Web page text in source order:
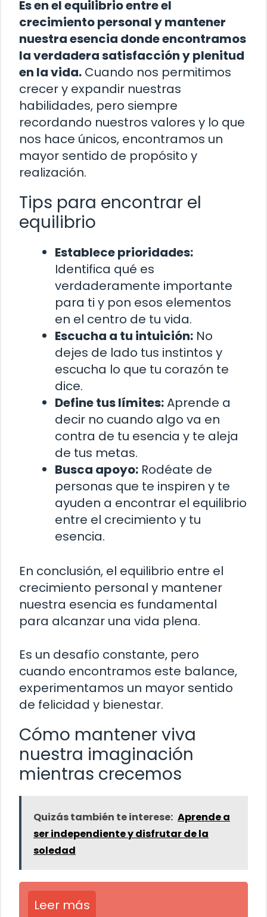
Es en el equilibrio entre el
crecimiento personal y mantener
nuestra esencia donde encontramos
la verdadera satisfacción y plenitud
en la vida. Cuando nos permitimos
crecer y expandir nuestras
habilidades, pero siempre
recordando nuestros valores y lo que
nos hace únicos, encontramos un
mayor sentido de propósito y
realización.
Tips para encontrar el
equilibrio
Establece prioridades:
Identifica qué es
verdaderamente importante
para ti y pon esos elementos
en el centro de tu vida.
Escucha a tu intuición: No
dejes de lado tus instintos y
escucha lo que tu corazón te
dice.
Define tus límites:Aprende a
decir no cuando algo va en
contra de tu esencia y te aleja
de tus metas.
Busca apoyo: Rodéate de
personas que te inspiren y te
ayuden a encontrar el equilibrio
entre el crecimiento y tu
esencia.
En conclusión, el equilibrio entre el
crecimiento personal y mantener
nuestra esencia es fundamental
para alcanzar una vida plena.
Es un desafío constante, pero
cuando encontramos este balance,
experimentamos un mayor sentido
de felicidad y bienestar.
Cómo mantener viva
nuestra imaginación
mientras crecemos
Quizás también te interese: Aprende a
ser independiente y disfrutar de la
soledad
Leer más